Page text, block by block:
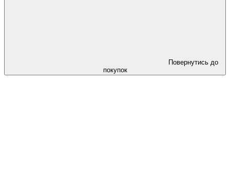
Повернутись до
покупок